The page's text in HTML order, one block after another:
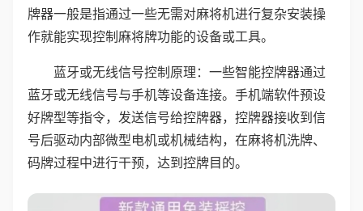
牌器一般是指通过一些无需对麻将机进行复杂安装操
作就能实现控制麻将牌功能的设备或工具。
蓝牙或无线信号控制原理：一些智能控牌器通过
蓝牙或无线信号与手机等设备连接。手机端软件预设
好牌型等指令，发送信号给控牌器，控牌器接收到信
号后驱动内部微型电机或机械结构，在麻将机洗牌、
码牌过程中进行干预，达到控牌目的。